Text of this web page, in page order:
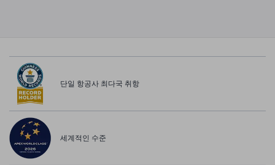
단일 항공사 최다국 취항
세계적인 수준